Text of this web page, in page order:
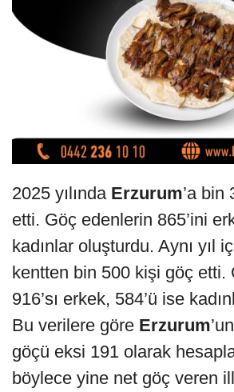
2025 yılında Erzurum’a bin
etti. Göç edenlerin 865’ini
kadınlar oluşturdu. Aynı yıl
kentten bin 500 kişi göç etti.
916’sı erkek, 584’ü ise
Bu verilere göre Erzurum
göçü eksi 191 olarak
böylece yine net göç veren